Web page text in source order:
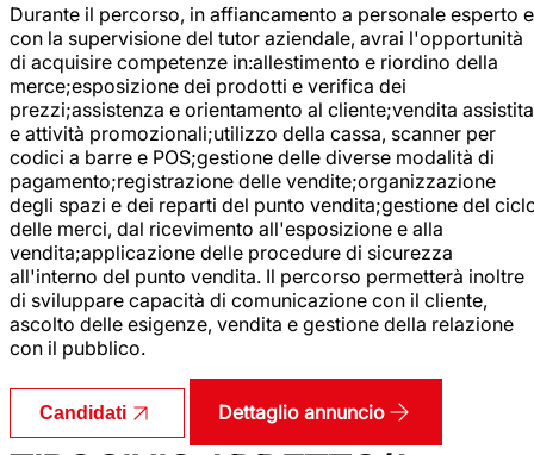
Durante il percorso, in affiancamento a personale esperto e
con la supervisione del tutor aziendale, avrai l'opportunità
di acquisire competenze in:allestimento e riordino della
merce;esposizione dei prodotti e verifica dei
prezzi;assistenza e orientamento al cliente;vendita assistita
e attività promozionali;utilizzo della cassa, scanner per
codici a barre e POS;gestione delle diverse modalità di
pagamento;registrazione delle vendite;organizzazione
degli spazi e dei reparti del punto vendita;gestione del
delle merci, dal ricevimento all'esposizione e alla
vendita;applicazione delle procedure di sicurezza
all'interno del punto vendita. Il percorso permetterà inoltre
di sviluppare capacità di comunicazione con il cliente,
ascolto delle esigenze, vendita e gestione della relazione
con il pubblico.
Candidati Dettaglio annuncio